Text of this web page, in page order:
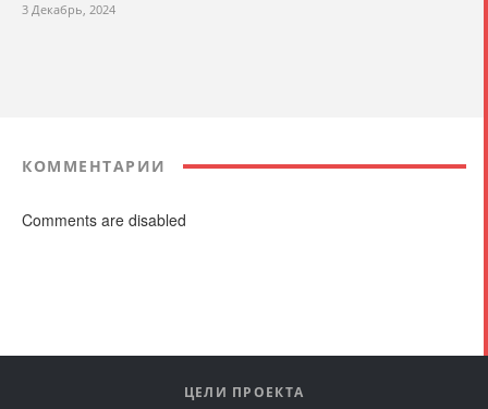
3 Декабрь, 2024
КОММЕНТАРИИ
Comments are disabled
ЦЕЛИ ПРОЕКТА